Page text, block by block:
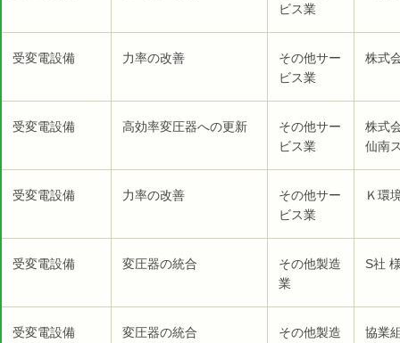
ビス業
受変電設備 力率の改善
その他サー
ビス業
株式
受変電設備 高効率変圧器への更新
その他サー
ビス業
株式
仙南
受変電設備 力率の改善
その他サー
ビス業
Ｋ環
受変電設備 変圧器の統合
その他製造
業
S社
受変電設備 変圧器の統合
その他製造
協業